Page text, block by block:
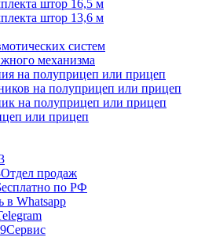
штор 16,5 м
штор 13,6 м
систем
механизма
на полуприцеп или прицеп
на полуприцеп или прицеп
на полуприцеп или прицеп
или прицеп
Отдел продаж
по РФ
в Whatsapp
Сервис